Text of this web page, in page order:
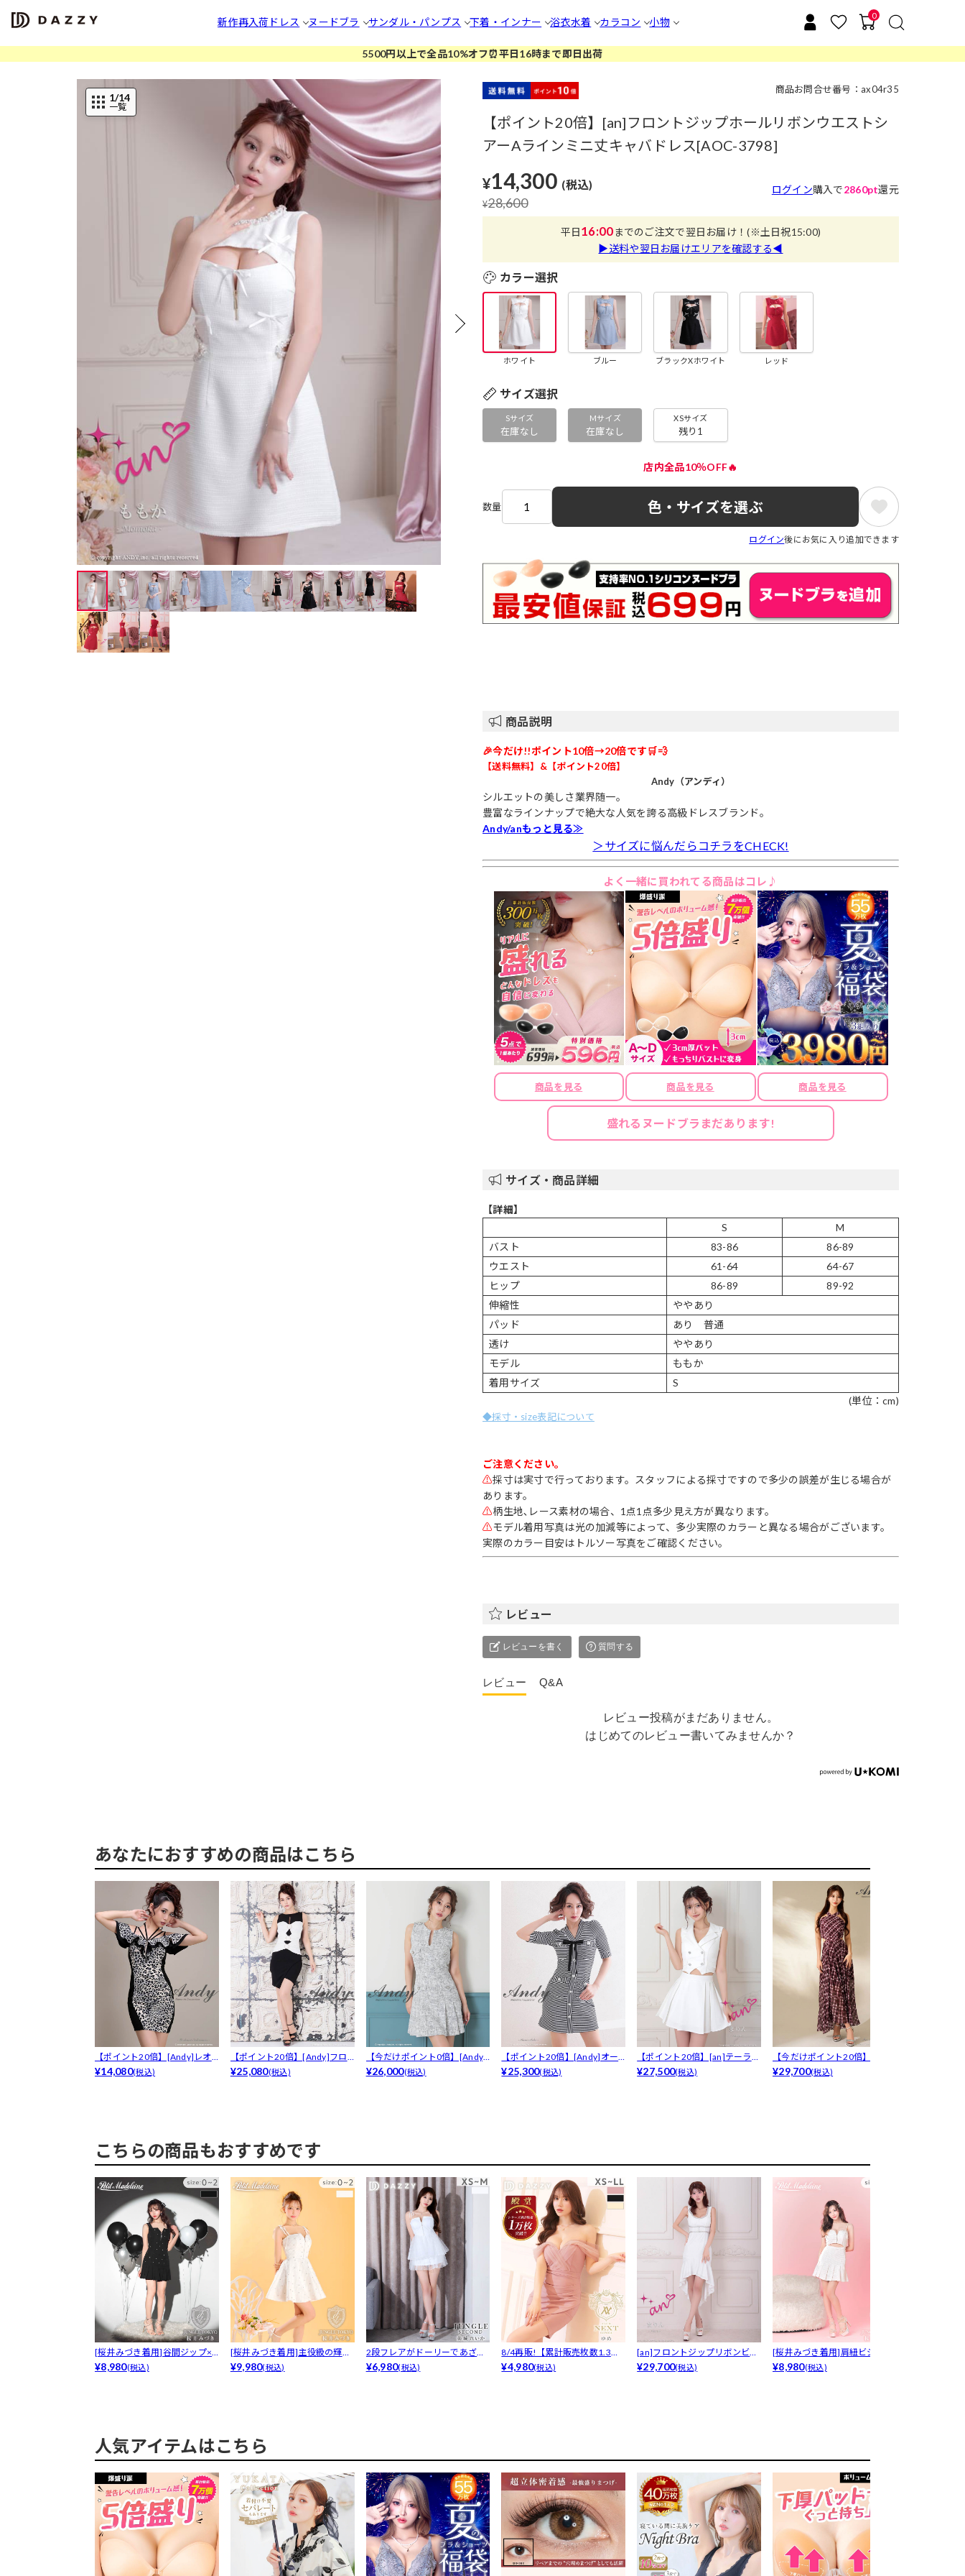
新作再入荷 ドレス ヌードブラ サンダル・パンプス 下着・インナー 浴衣水着 カラコン 小物
0
5500円以上で全品10%オフ⏰平日16時まで即日出荷
1/14
一覧
商品お問合せ番号：ax04r35
【ポイント20倍】[an]フロントジップホールリボンウエストシ
アーAラインミニ丈キャバドレス[AOC-3798]
¥14,300 (税込)
¥28,600
ログイン購入で2860pt還元
平日16:00までのご注文で翌日お届け！(※土日祝15:00)
▶送料や翌日お届けエリアを確認する◀
カラー選択
ホワイト ブルー ブラックXホワイト レッド
サイズ選択
Sサイズ
在庫なし
Mサイズ
在庫なし
XSサイズ
残り1
店内全品10％OFF🔥
数量 色・サイズを選ぶ
ログイン後にお気に入り追加できます
商品説明
🎉今だけ!!ポイント10倍→20倍です🛒💨
【送料無料】&【ポイント20倍】
Andy（アンディ）
シルエットの美しさ業界随一。
豊富なラインナップで絶大な人気を誇る高級ドレスブランド。
Andy/anもっと見る≫
＞サイズに悩んだらコチラをCHECK!
よく一緒に買われてる商品はコレ♪
商品を見る 商品を見る 商品を見る
盛れるヌードブラまだあります!
サイズ・商品詳細
【詳細】
S
M
バスト
83-86
86-89
ウエスト
61-64
64-67
ヒップ
86-89
89-92
伸縮性
ややあり
パッド
あり 普通
透け
ややあり
モデル
ももか
着用サイズ
S
(単位：cm)
◆採寸・size表記について
ご注意ください。
⚠採寸は実寸で行っております。スタッフによる採寸ですので多少の誤差が生じる場合が
あります。
⚠柄生地､レース素材の場合、1点1点多少見え方が異なります。
⚠モデル着用写真は光の加減等によって、多少実際のカラーと異なる場合がございます。
実際のカラー目安はトルソー写真をご確認ください。
レビュー
レビューを書く 質問する
レビュー Q&A
レビュー投稿がまだありません。
はじめてのレビュー書いてみませんか？
あなたにおすすめの商品はこちら
【ポイント20倍】[Andy]レオ
パー...
¥14,080(税込)
【ポイント20倍】[Andy]フロ
ント...
¥25,080(税込)
【今だけポイント0倍】[Andy]
ツイ...
¥26,000(税込)
【ポイント20倍】[Andy]オー
ルボ...
¥25,300(税込)
【ポイント20倍】[an]テーラー
ドダ...
¥27,500(税込)
【今だけポイント20倍】[And
y]ホ...
¥29,700(税込)
こちらの商品もおすすめです
[桜井みづき着用]谷間ジップ×
ビジュー...
¥8,980(税込)
[桜井みづき着用]主役級の輝き
◎バック...
¥9,980(税込)
2段フレアがドーリーであざと
くエロい♪...
¥6,980(税込)
8/4再販!【累計販売枚数1.3万
枚突...
¥4,980(税込)
[an]フロントジップリボンビジ
ューフ...
¥29,700(税込)
[桜井みづき着用]肩紐ビジュー
×リボン...
¥8,980(税込)
人気アイテムはこちら